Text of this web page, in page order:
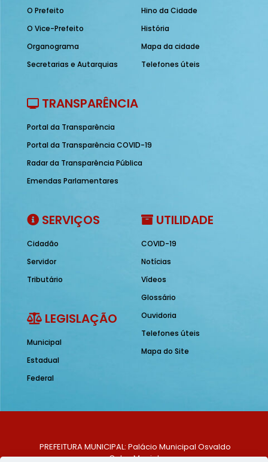
O Prefeito
O Vice-Prefeito
Organograma
Secretarias e Autarquias
Hino da Cidade
História
Mapa da cidade
Telefones úteis
TRANSPARÊNCIA
Portal da Transparência
Portal da Transparência COVID-19
Radar da Transparência Pública
Emendas Parlamentares
SERVIÇOS
Cidadão
Servidor
Tributário
LEGISLAÇÃO
Municipal
Estadual
Federal
UTILIDADE
COVID-19
Notícias
Vídeos
Glossário
Ouvidoria
Telefones úteis
Mapa do Site
PREFEITURA MUNICIPAL: Palácio Municipal Osvaldo
Celso Maciel